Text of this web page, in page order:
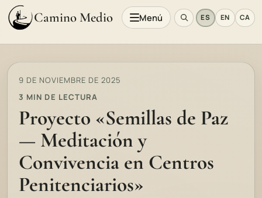
Camino Medio Menú ES EN CA
9 DE NOVIEMBRE DE 2025
3 MIN DE LECTURA
Proyecto «Semillas de Paz
— Meditación y
Convivencia en Centros
Penitenciarios»